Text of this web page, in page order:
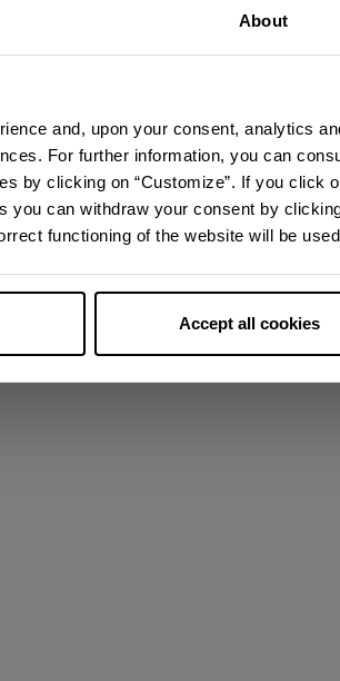
About
and, upon your consent, analytics
For further information, you can
by clicking on “Customize”. If you click
you can withdraw your consent by
functioning of the website will be
Accept all cookies
...